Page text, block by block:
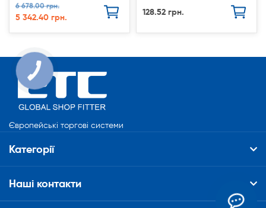
6 678.00 грн.
5 342.40 грн. 128.52 грн.
Європейські торгові системи
Категорії
Наші контакти
КНОПКА
СВЯЗИ